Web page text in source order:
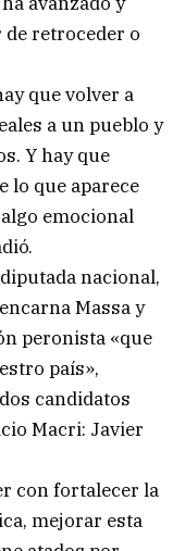
de retroceder o
que volver a
a un pueblo y
Y hay que
lo que aparece
emocional
nacional,
Massa y
peronista «que
país»,
candidatos
Macri: Javier
con fortalecer la
mejorar esta